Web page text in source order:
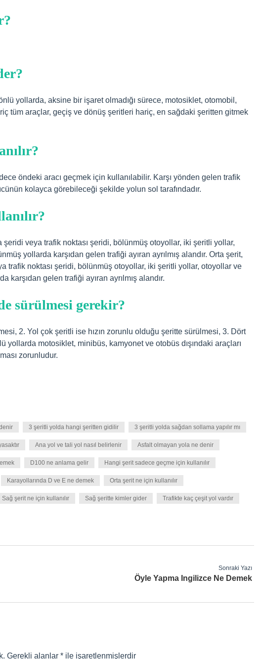
yollarda, aksine bir işaret olmadığı sürece, motosiklet, otomobil,
tüm araçlar, geçiş ve dönüş şeritleri hariç, en sağdaki şeritten gitmek
öndeki aracı geçmek için kullanılabilir. Karşı yönden gelen trafik
kolayca görebileceği şekilde yolun sol tarafındadır.
veya trafik noktası şeridi, bölünmüş otoyollar, iki şeritli yollar,
yollarda karşıdan gelen trafiği ayıran ayrılmış alandır. Orta şerit,
trafik noktası şeridi, bölünmüş otoyollar, iki şeritli yollar, otoyollar ve
karşıdan gelen trafiği ayıran ayrılmış alandır.
sürülmesi gerekir?
2. Yol çok şeritli ise hızın zorunlu olduğu şeritte sürülmesi, 3. Dört
yollarda motosiklet, minibüs, kamyonet ve otobüs dışındaki araçları
zorunludur.
3 şeritli yolda hangi şeritten gidilir 3 şeritli yolda sağdan sollama yapılır mı
Ana yol ve tali yol nasıl belirlenir Asfalt olmayan yola ne denir
D100 ne anlama gelir Hangi şerit sadece geçme için kullanılır
Karayollarında D ve E ne demek Orta şerit ne için kullanılır
Sağ şerit ne için kullanılır Sağ şeritte kimler gider Trafikte kaç çeşit yol vardır
Sonraki Yazı
Öyle Yapma Ingilizce Ne Demek
Gerekli alanlar * ile işaretlenmişlerdir